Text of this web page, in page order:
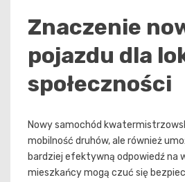
Znaczenie
pojazdu dla
społeczności
Nowy samochód
mobilność druhów, ale również
bardziej efektywną odpowiedź na
mieszkańcy mogą czuć się